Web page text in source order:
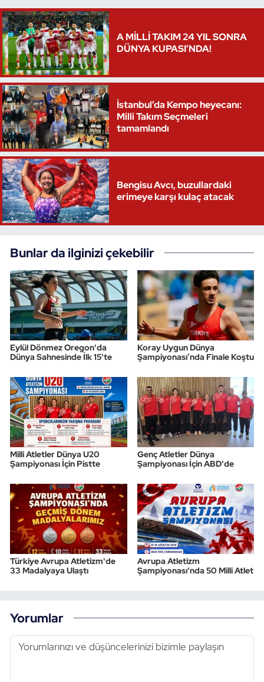
A MİLLİ TAKIM 24 YIL SONRA
DÜNYA KUPASI’NDA!
İstanbul’da Kempo heyecanı:
Milli Takım Seçmeleri
tamamlandı
Bengisu Avcı, buzullardaki
erimeye karşı kulaç atacak
Bunlar da ilginizi çekebilir
Eylül Dönmez Oregon'da
Dünya Sahnesinde İlk 15'te
Koray Uygun Dünya
Şampiyonası’nda Finale Koştu
Milli Atletler Dünya U20
Şampiyonası İçin Pistte
Genç Atletler Dünya
Şampiyonası İçin ABD'de
Türkiye Avrupa Atletizm'de
33 Madalyaya Ulaştı
Avrupa Atletizm
Şampiyonası'nda 50 Milli Atlet
Yorumlar
Triatlon
Voleybol
Vücut Geliştirme Fitness
Wushu Kungfu
Yelken
Yüzme